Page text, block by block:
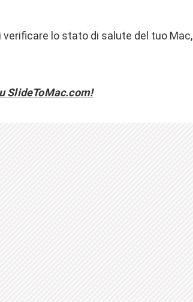
lo stato di salute del tuo Mac,
SlideToMac.com!